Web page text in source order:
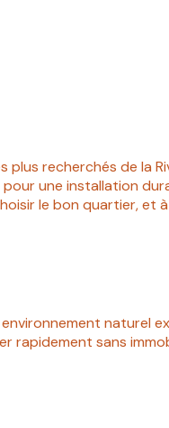
plus recherchés de la
une installation
le bon quartier, et
naturel
rapidement sans